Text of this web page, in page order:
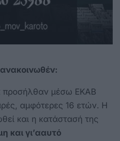
προσήλθαν μέσω ΕΚΑΒ
αμφότερες 16 ετών. Η
και η κατάστασή της
και γι’ααυτό